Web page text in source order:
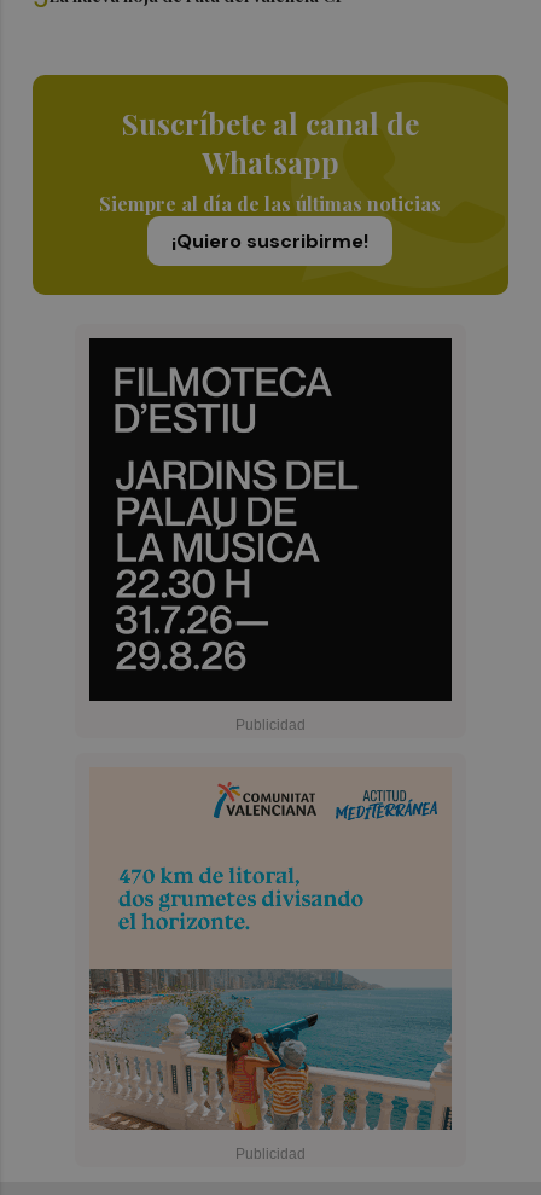
Suscríbete al canal de
Whatsapp
Siempre al día de las últimas noticias
¡Quiero suscribirme!